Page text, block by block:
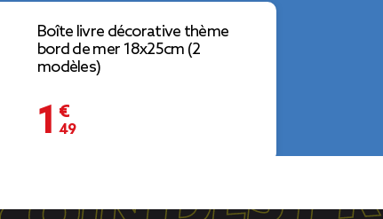
Boîte livre décorative thème
bord de mer 18x25cm (2
modèles)
1,49 €